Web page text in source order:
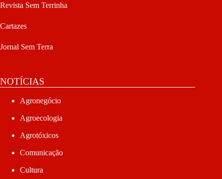
Revista Sem Terrinha
Cartazes
Jornal Sem Terra
NOTÍCIAS
Agronegócio
Agroecologia
Agrotóxicos
Comunicação
Cultura